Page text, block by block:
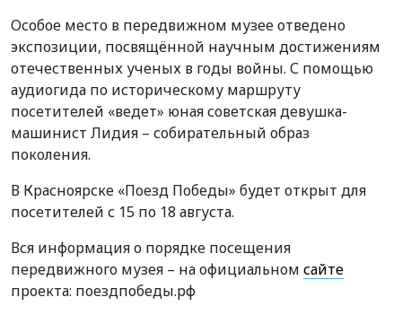
Особое место в передвижном музее отведено
экспозиции, посвящённой научным достижениям
отечественных ученых в годы войны. С помощью
аудиогида по историческому маршруту
посетителей «ведет» юная советская девушка-
машинист Лидия – собирательный образ
поколения.
В Красноярске «Поезд Победы» будет открыт для
посетителей с 15 по 18 августа.
Вся информация о порядке посещения
передвижного музея – на официальном сайте
проекта: поездпобеды.рф